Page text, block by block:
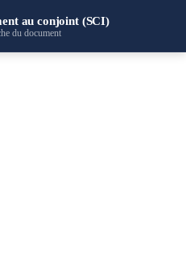
au conjoint (SCI)
du document